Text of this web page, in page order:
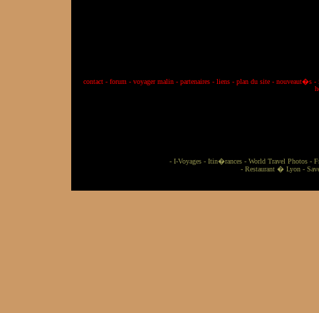
contact- forum - voyager malin- partenaires- liens- plan du site- nouveaut�s-
- I-Voyages- Itin�rances- World Travel Photos-
- Restaurant � Lyon-